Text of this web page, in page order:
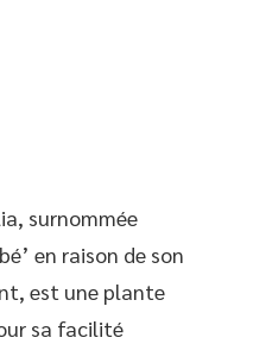
surnommée
en raison de son
est une plante
sa facilité